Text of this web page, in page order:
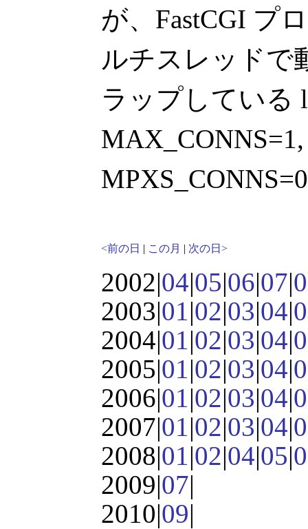
が、FastCGI プ
ルチスレッドで
ラップしている
<前の日 | この月 | 次の日>
2002|04|05|06|07|
2003|01|02|03|04|
2004|01|02|03|04|
2005|01|02|03|04|
2006|01|02|03|04|
2007|01|02|03|04|
2008|01|02|04|05|
2009|07|
2010|09|